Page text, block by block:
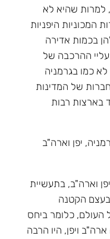
למרות שהיא לא
המכוניות היפניות
בכמות אדירה
ההרכבה של
כמו בגרמניה
של המדינות
בארצות רבות
יפן וארה"ב
וארה"ב, בתעשיית
בעצם הקטנה
העולם, כלומר ביחס
ויפן, היו הרבה